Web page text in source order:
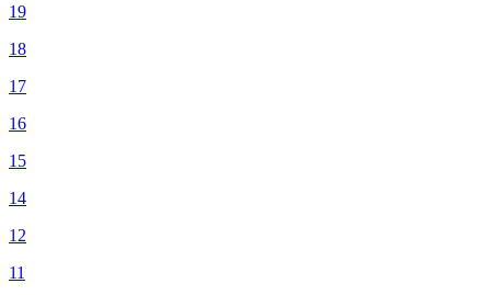
19
18
17
16
15
14
12
11